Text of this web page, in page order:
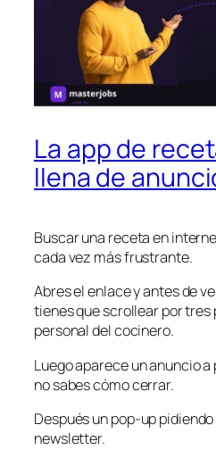
La app de
llena de
Buscar una receta en
cada vez más frustrante.
Abres el enlace y antes de
tienes que scrollear por
personal del cocinero.
Luego aparece un anuncio
no sabes cómo cerrar.
Después un pop-up
newsletter.